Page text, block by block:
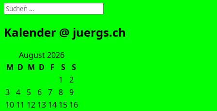
Suchen
nach:
Kalender @ juergs.ch
August 2026
M D M D F S
S
1
2
3 4 5 6 7 8 9
10 11 12 13 14 15 16